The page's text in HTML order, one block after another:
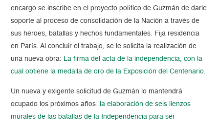
encargo se inscribe en el proyecto político de Guzmán de darle
soporte al proceso de consolidación de la Nación a través de
sus héroes, batallas y hechos fundamentales. Fija residencia
en París. Al concluir el trabajo, se le solicita la realización de
una nueva obra: La firma del acta de la independencia, con la
cual obtiene la medalla de oro de la Exposición del Centenario.
Un nueva y exigente solicitud de Guzmán lo mantendrá
ocupado los próximos años: la elaboración de seis lienzos
murales de las batallas de la Independencia para ser